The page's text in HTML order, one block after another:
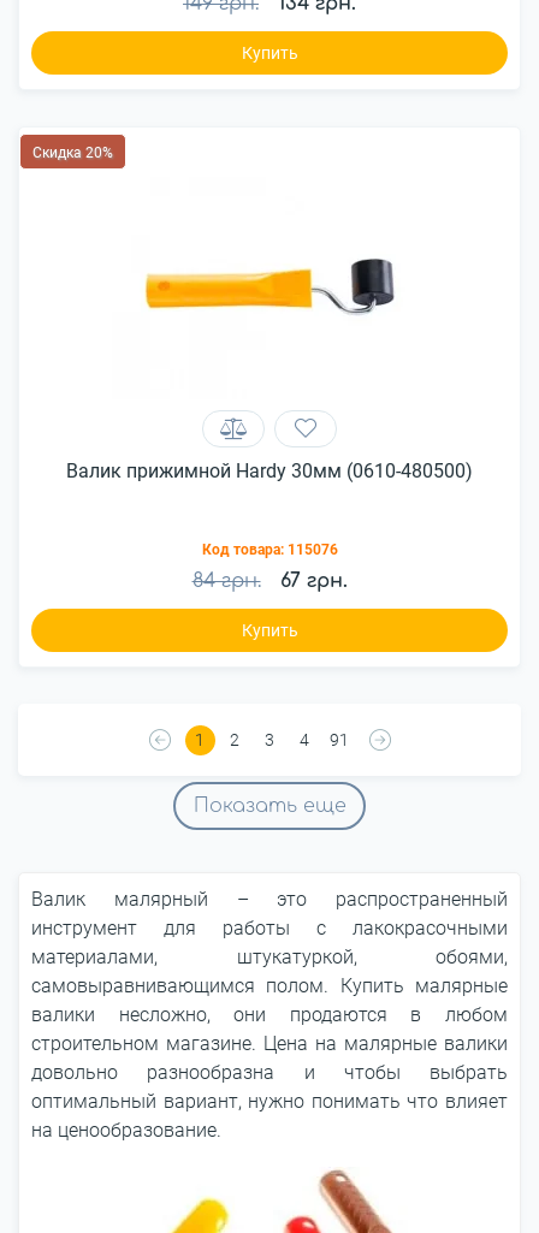
Купить
Скидка 20%
Валик прижимной Hardy 30мм (0610-480500)
Код товара: 115076
84 грн. 67 грн.
Купить
1 2 3 4 91
Показать еще
Валик малярный – это распространенный
инструмент для работы с лакокрасочными
материалами, штукатуркой, обоями,
самовыравнивающимся полом. Купить малярные
валики несложно, они продаются в любом
строительном магазине. Цена на малярные валики
довольно разнообразна и чтобы выбрать
оптимальный вариант, нужно понимать что влияет
на ценообразование.